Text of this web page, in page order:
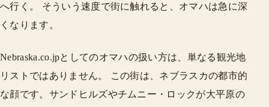
へ行く。 そういう速度で街に触れると、オマハは急に深
くなります。
Nebraska.co.jpとしてのオマハの扱い方は、単なる観光地
リストではありません。 この街は、ネブラスカの都市的
な顔です。サンドヒルズやチムニー・ロックが大平原の